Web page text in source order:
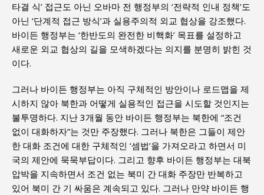
타결 식’ 접근도 아닌 오바마 전 행정부의 ‘전략적 인내 정책’도
아닌 ‘단계적 접근 방식’과 실용주의적 외교 협상을 강조했다.
바이든 행정부는 ‘한반도의 완전한 비핵화’ 목표를 설정하고
새로운 외교 협상의 길을 모색하겠다는 의지를 분명히 밝힌 것
이다.
그러나 바이든 행정부는 아직 구체적인 방안이나 로드맵을 제
시하지 않아 북한과 어떻게 실용적인 접근을 시도할 것인지는
불투명하다. 지난 3개월 동안 바이든 행정부는 북한에 “조건
없이 대화하자”는 것만 주장했다. 그러나 북한은 그들이 제안
한 대화 조건에 대한 구체적인 ‘셈법’을 가져오라고 하면서 미
국의 제안에 묵묵부답이다. 그리고 향후 바이든 행정부는 대북
압박을 지속하면서 조건 없는 북미 간 대화 주장만 반복하고
있어 북미 간 기 싸움은 계속되고 있다. 그러나 만약 바이든 행